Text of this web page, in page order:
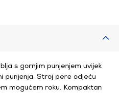
s gornjim punjenjem uvijek
punjenja. Stroj pere odjeću
mogućem roku. Kompaktan